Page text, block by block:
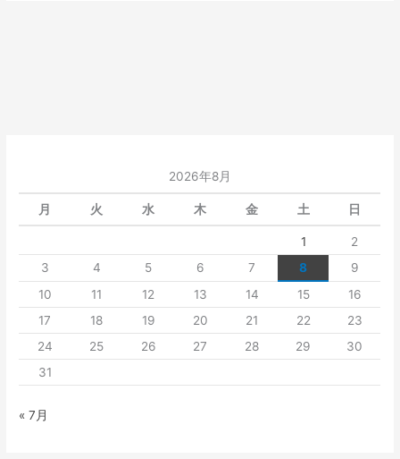
2026年8月
月 火 水 木 金 土 日
1
2
3
4 5 6 7 8
9
10
11 12 13 14 15
16
17
18 19 20 21 22
23
24
25 26 27 28 29
30
31
« 7月